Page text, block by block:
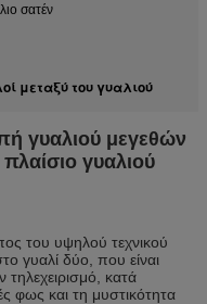
σατέν
μεταξύ του γυαλιού
γυαλιού μεγεθών
γυαλιού
του υψηλού τεχνικού
γυαλί δύο, που είναι
τηλεχειρισμό, κατά
φως και τη μυστικότητα